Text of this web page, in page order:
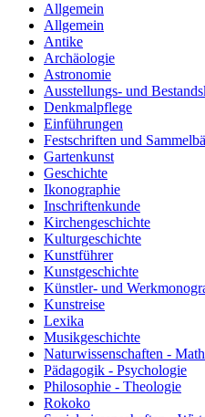
Allgemein
Allgemein
Antike
Archäologie
Astronomie
Ausstellungs- und
Denkmalpflege
Einführungen
Festschriften und
Gartenkunst
Geschichte
Ikonographie
Inschriftenkunde
Kirchengeschichte
Kulturgeschichte
Kunstführer
Kunstgeschichte
Künstler- und
Kunstreise
Lexika
Musikgeschichte
Naturwissenschaften -
Pädagogik - Psychologie
Philosophie - Theologie
Rokoko